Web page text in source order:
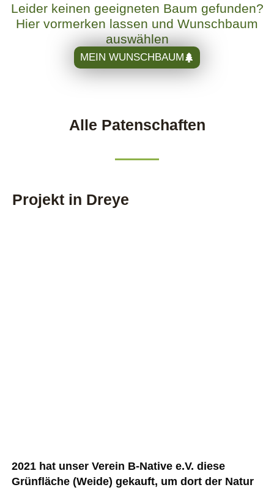
Leider keinen geeigneten Baum gefunden?
Hier vormerken lassen und Wunschbaum
auswählen
MEIN WUNSCHBAUM
Alle Patenschaften
Projekt in Dreye
2021 hat unser Verein B-Native e.V. diese
Grünfläche (Weide) gekauft, um dort der Natur